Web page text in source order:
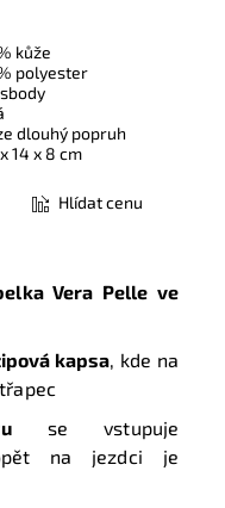
kůže
polyester
dlouhý popruh
14 x 8 cm
Hlídat cenu
Vera Pelle ve
kapsa, kde na
se vstupuje
na jezdci je